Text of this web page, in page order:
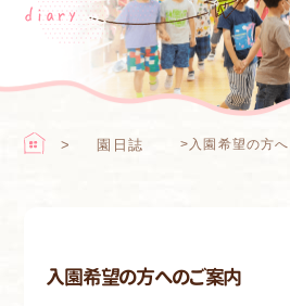
diary
園日誌 > 入園希望の方
入園希望の方へのご案内